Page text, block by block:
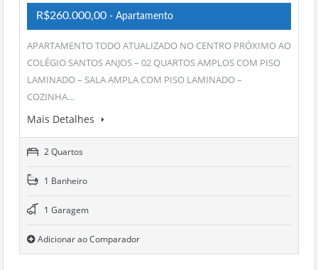
R$260.000,00 - Apartamento
APARTAMENTO TODO ATUALIZADO NO CENTRO PRÓXIMO AO
COLÉGIO SANTOS ANJOS – 02 QUARTOS AMPLOS COM PISO
LAMINADO – SALA AMPLA COM PISO LAMINADO –
COZINHA…
Mais Detalhes
2 Quartos
1 Banheiro
1 Garagem
Adicionar ao Comparador